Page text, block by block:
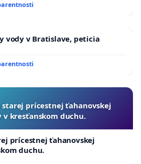
vody v Bratislave, peticia
starej prícestnej ťahanovskej
v kresťanskom duchu.
prícestnej ťahanovskej
duchu.